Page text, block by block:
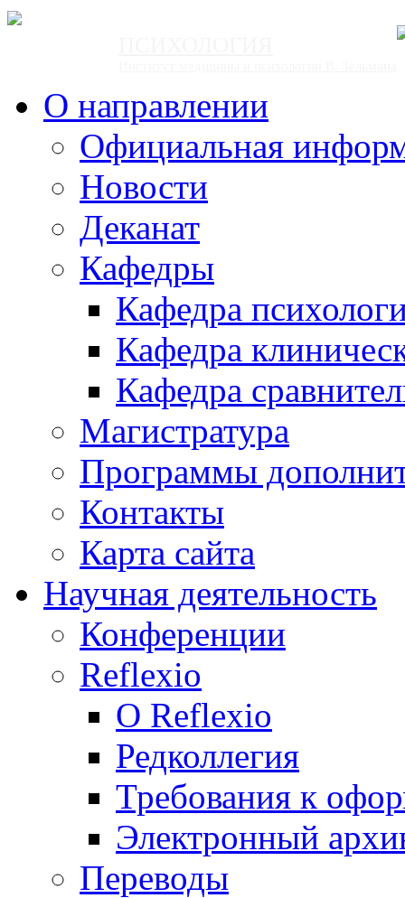
О направлении
Официальная
Новости
Деканат
Кафедры
Кафедра
Кафедра
Кафедра
Магистратура
Программы
Контакты
Карта сайта
Научная деятельность
Конференции
Reflexio
О Reflexio
Редколлегия
Требования к
Электронный
Переводы